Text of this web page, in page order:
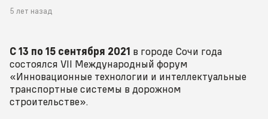
5 лет назад
С 13 по 15 сентября 2021 в городе Сочи года
состоялся VII Международный форум
«Инновационные технологии и интеллектуальные
транспортные системы в дорожном
строительстве».